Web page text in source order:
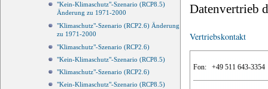
"Kein-Klimaschutz"-Szenario (RCP8.5)
Änderung zu 1971-2000
"Klimaschutz"-Szenario (RCP2.6) Änderung
zu 1971-2000
"Klimaschutz"-Szenario (RCP2.6)
"Kein-Klimaschutz"-Szenario (RCP8.5)
"Klimaschutz"-Szenario (RCP2.6)
"Kein-Klimaschutz"-Szenario (RCP8.5)
Datenvertrieb
Vertriebskontakt
Fon: +49 511 643-3354